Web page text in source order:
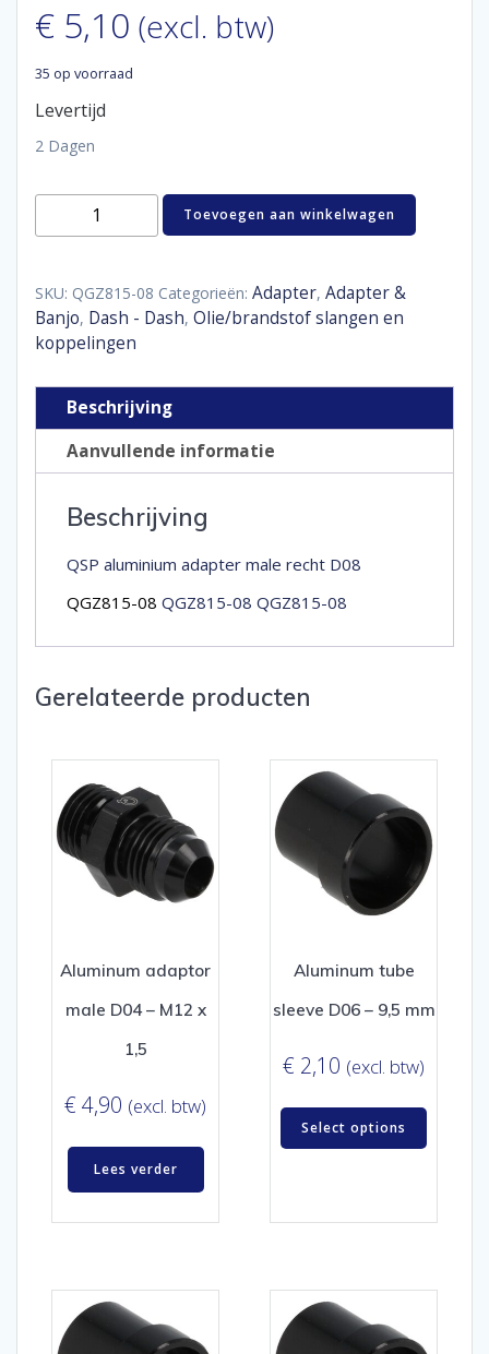
€ 5,10 (excl. btw)
35 op voorraad
Levertijd
2 Dagen
Aluminum
adaptor
D08
aantal
Toevoegen aan winkelwagen
SKU: QGZ815-08 Categorieën: Adapter, Adapter &
Banjo, Dash - Dash, Olie/brandstof slangen en
koppelingen
Beschrijving
Aanvullende informatie
Beschrijving
QSP aluminium adapter male recht D08
QGZ815-08 QGZ815-08 QGZ815-08
Gerelateerde producten
Aluminum adaptor
male D04 – M12 x
1,5
€ 4,90 (excl. btw)
Lees verder
Aluminum tube
sleeve D06 – 9,5 mm
€ 2,10 (excl. btw)
Select options